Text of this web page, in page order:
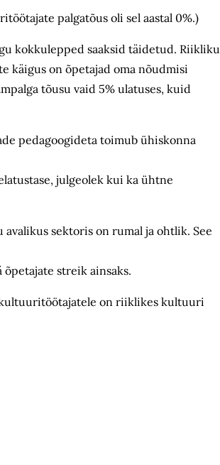
palgatõus oli sel aastal 0%.)
kokkulepped saaksid täidetud. Riikliku
käigus on õpetajad oma nõudmisi
tõusu vaid 5% ulatuses, kuid
pedagoogideta toimub ühiskonna
julgeolek kui ka ühtne
avalikus sektoris on rumal ja ohtlik. See
streik ainsaks.
on riiklikes kultuuri